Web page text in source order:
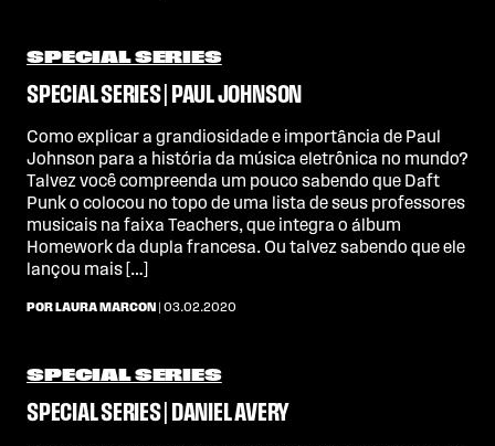
SPECIAL SERIES
SPECIAL SERIES | PAUL JOHNSON
Como explicar a grandiosidade e importância de Paul
Johnson para a história da música eletrônica no mundo?
Talvez você compreenda um pouco sabendo que Daft
Punk o colocou no topo de uma lista de seus professores
musicais na faixa Teachers, que integra o álbum
Homework da dupla francesa. Ou talvez sabendo que ele
lançou mais […]
POR LAURA MARCON | 03.02.2020
SPECIAL SERIES
SPECIAL SERIES | DANIEL AVERY